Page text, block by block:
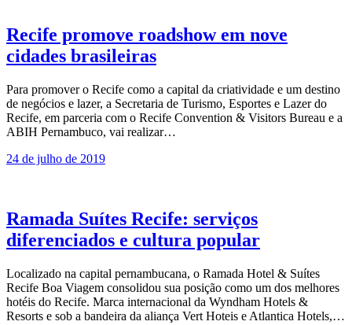
Recife promove roadshow em nove
cidades brasileiras
Para promover o Recife como a capital da criatividade e um destino
de negócios e lazer, a Secretaria de Turismo, Esportes e Lazer do
Recife, em parceria com o Recife Convention & Visitors Bureau e a
ABIH Pernambuco, vai realizar…
24 de julho de 2019
Ramada Suítes Recife: serviços
diferenciados e cultura popular
Localizado na capital pernambucana, o Ramada Hotel & Suítes
Recife Boa Viagem consolidou sua posição como um dos melhores
hotéis do Recife. Marca internacional da Wyndham Hotels &
Resorts e sob a bandeira da aliança Vert Hoteis e Atlantica Hotels,…